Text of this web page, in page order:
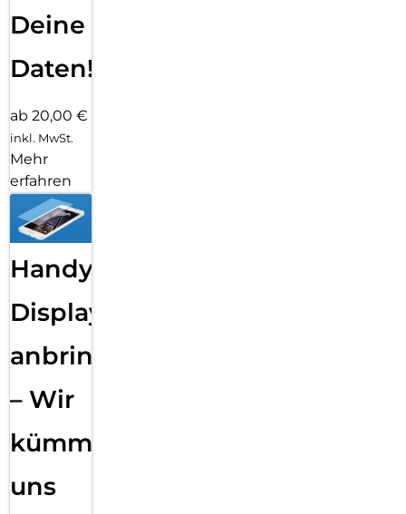
Deine
Daten!
ab 20,00 €
inkl. MwSt.
Mehr
erfahren
Handy
Displayfolie
anbringen
– Wir
kümmern
uns